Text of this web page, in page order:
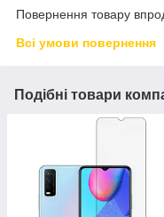
Повернення товару
Всі умови повернення
Подібні товари